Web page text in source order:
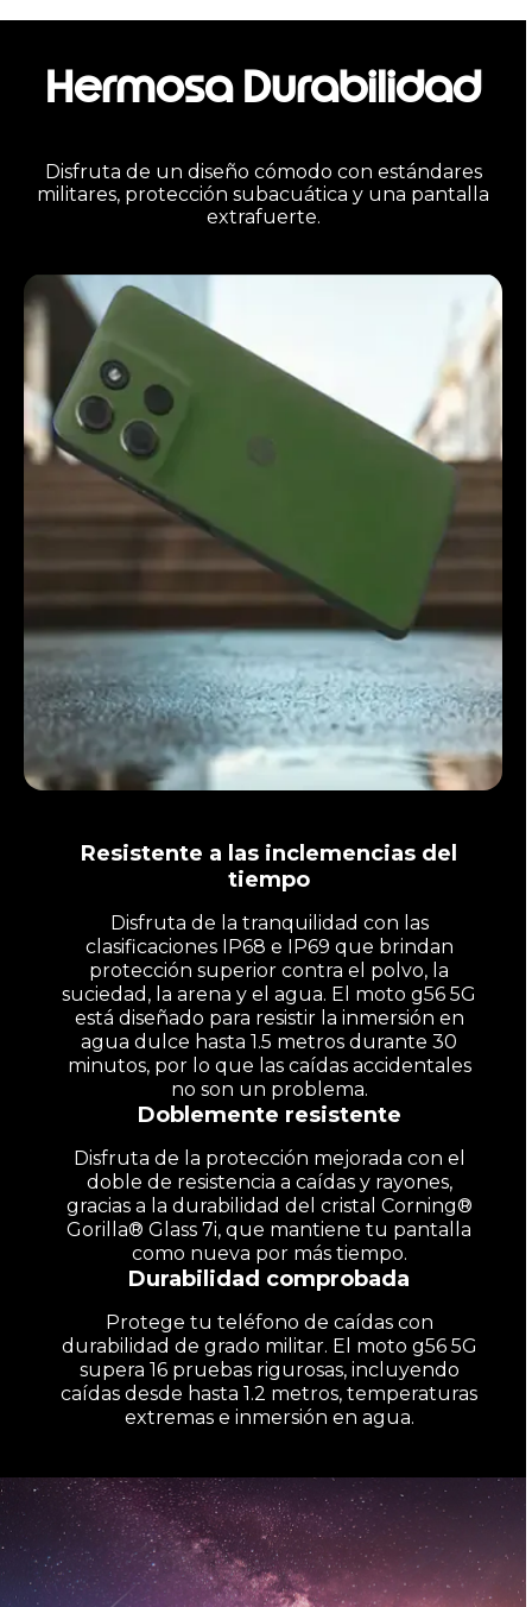
Hermosa Durabilidad
Disfruta de un diseño cómodo con estándares
militares, protección subacuática y una pantalla
extrafuerte.
Resistente a las inclemencias del
tiempo
Disfruta de la tranquilidad con las
clasificaciones IP68 e IP69 que brindan
protección superior contra el polvo, la
suciedad, la arena y el agua. El moto g56 5G
está diseñado para resistir la inmersión en
agua dulce hasta 1.5 metros durante 30
minutos, por lo que las caídas accidentales
no son un problema.
Doblemente resistente
Disfruta de la protección mejorada con el
doble de resistencia a caídas y rayones,
gracias a la durabilidad del cristal Corning®
Gorilla® Glass 7i, que mantiene tu pantalla
como nueva por más tiempo.
Durabilidad comprobada
Protege tu teléfono de caídas con
durabilidad de grado militar. El moto g56 5G
supera 16 pruebas rigurosas, incluyendo
caídas desde hasta 1.2 metros, temperaturas
extremas e inmersión en agua.